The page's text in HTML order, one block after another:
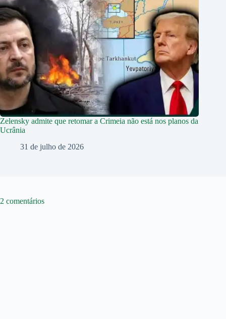
Zelensky admite que retomar a Crimeia não está nos planos da
Ucrânia
31 de julho de 2026
2 comentários